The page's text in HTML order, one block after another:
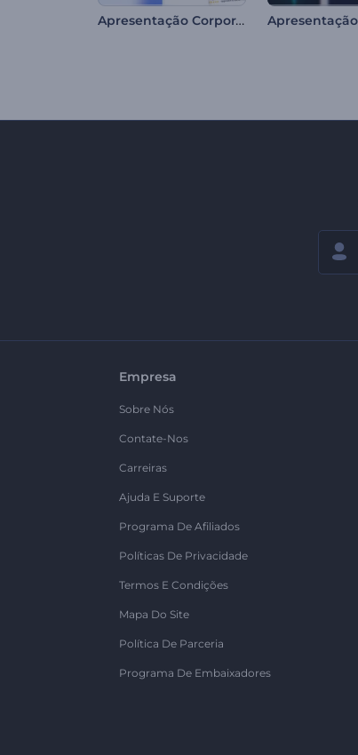
Apresentação Corporativa Limpa
Empresa
Sobre Nós
Contate-Nos
Carreiras
Ajuda E Suporte
Programa De Afiliados
Políticas De Privacidade
Termos E Condições
Mapa Do Site
Política De Parceria
Programa De Embaixadores